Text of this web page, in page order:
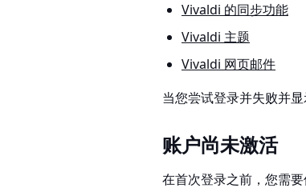
Vivaldi 的同步功能
Vivaldi 主题
Vivaldi 网页邮件
当您尝试登录并失败并
账户尚未激活
在首次登录之前，您需